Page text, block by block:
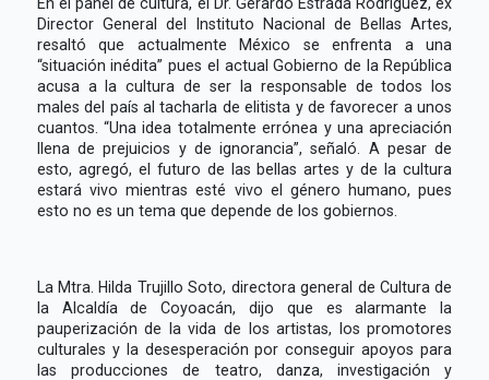
Director General del Instituto Nacional de Bellas Artes,
resaltó que actualmente México se enfrenta a una
“situación inédita” pues el actual Gobierno de la República
acusa a la cultura de ser la responsable de todos los
males del país al tacharla de elitista y de favorecer a unos
cuantos. “Una idea totalmente errónea y una apreciación
llena de prejuicios y de ignorancia”, señaló. A pesar de
esto, agregó, el futuro de las bellas artes y de la cultura
estará vivo mientras esté vivo el género humano, pues
esto no es un tema que depende de los gobiernos.
La Mtra. Hilda Trujillo Soto, directora general de Cultura de
la Alcaldía de Coyoacán, dijo que es alarmante la
pauperización de la vida de los artistas, los promotores
culturales y la desesperación por conseguir apoyos para
las producciones de teatro, danza, investigación y